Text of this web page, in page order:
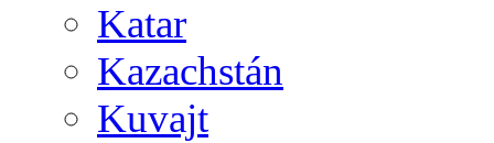
Katar
Kazachstán
Kuvajt